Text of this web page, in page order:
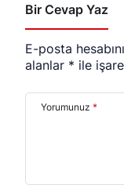
Bir Cevap Yaz
E-posta
alanlar * ile
Yorumunuz *